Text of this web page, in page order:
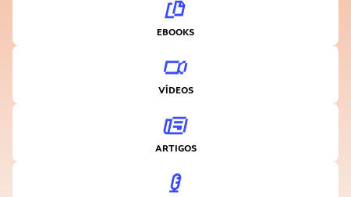
EBOOKS
VÍDEOS
ARTIGOS